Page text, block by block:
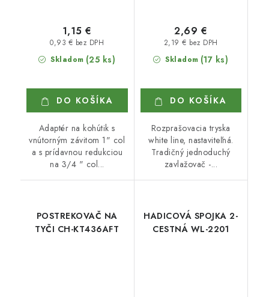
Skladom (25 ks)
0,93 € bez DPH
1,15 €
DO KOŠÍKA
Adaptér na kohútik s
vnútorným závitom 1" col
a s prídavnou redukciou
na 3/4 " col...
Skladom (17 ks)
2,19 € bez DPH
2,69 €
DO KOŠÍKA
Rozprašovacia tryska
white line, nastaviteľná.
Tradičný jednoduchý
zavlažovač -...
POSTREKOVAČ NA
TYČI CH-KT436AFT
HADICOVÁ SPOJKA 2-
CESTNÁ WL-2201